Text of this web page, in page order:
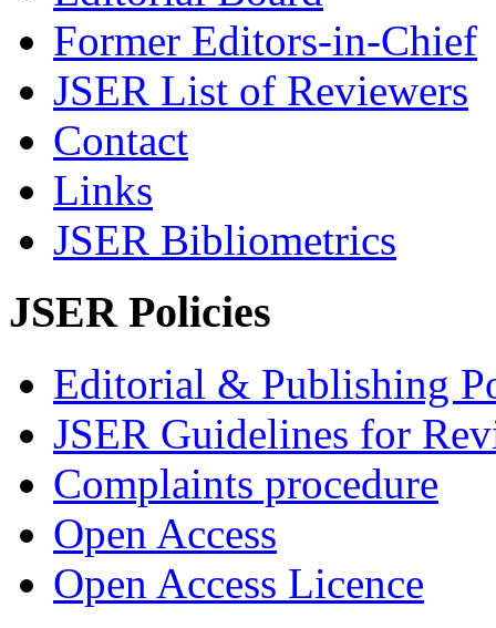
Former Editors-in-Chief
JSER List of Reviewers
Contact
Links
JSER Bibliometrics
JSER Policies
Editorial & Publishing
JSER Guidelines for
Complaints procedure
Open Access
Open Access Licence